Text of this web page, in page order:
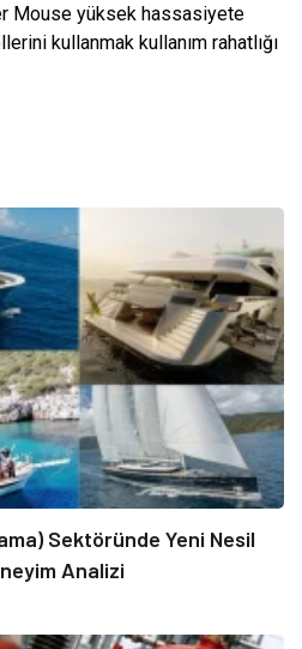
Mouse yüksek hassasiyete
kullanmak kullanım rahatlığı
Sektöründe Yeni Nesil
Analizi